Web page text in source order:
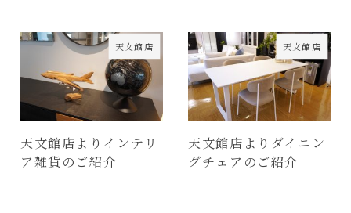
天文館店
天文館店よりインテリ
ア雑貨のご紹介
天文館店
天文館店よりダイニン
グチェアのご紹介